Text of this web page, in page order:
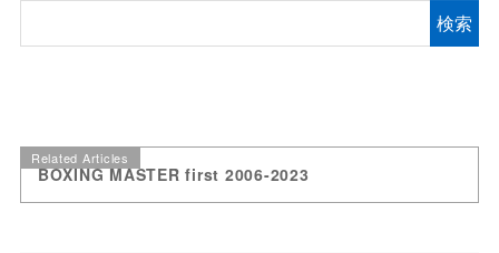
検索
Related Articles
BOXING MASTER first 2006-2023